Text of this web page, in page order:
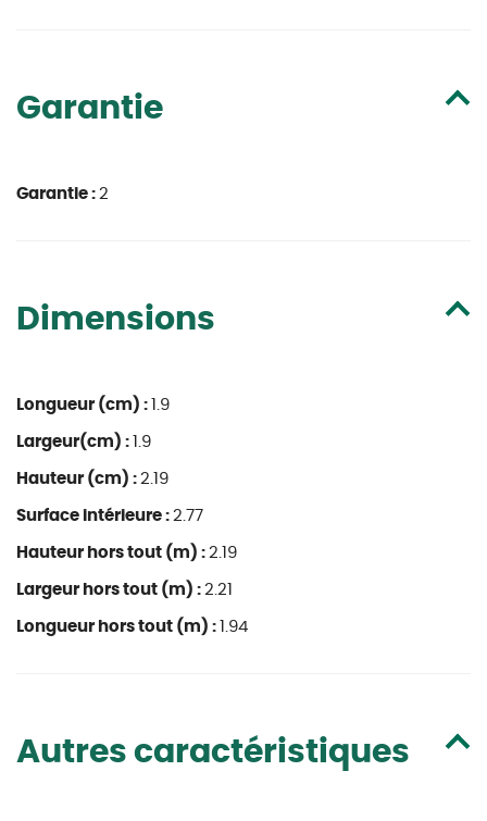
Garantie
Garantie : 2
Dimensions
Longueur (cm) : 1.9
Largeur(cm) : 1.9
Hauteur (cm) : 2.19
Surface intérieure : 2.77
Hauteur hors tout (m) : 2.19
Largeur hors tout (m) : 2.21
Longueur hors tout (m) : 1.94
Autres caractéristiques